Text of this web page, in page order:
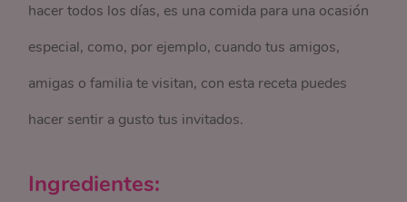
hacer todos los días, es una comida para una ocasión
especial, como, por ejemplo, cuando tus amigos,
amigas o familia te visitan, con esta receta puedes
hacer sentir a gusto tus invitados.
Ingredientes: